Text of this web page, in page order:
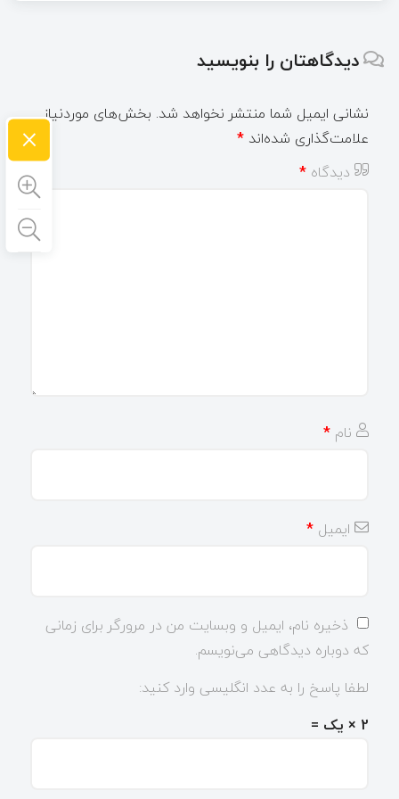
دیدگاهتان را بنویسید
نشانی ایمیل شما منتشر نخواهد شد. بخش‌های موردنیاز
علامت‌گذاری شده‌اند *
دیدگاه *
نام *
ایمیل *
ذخیره نام، ایمیل و وبسایت من در مرورگر برای زمانی
که دوباره دیدگاهی می‌نویسم.
لطفا پاسخ را به عدد انگلیسی وارد کنید:
2 × یک =
×